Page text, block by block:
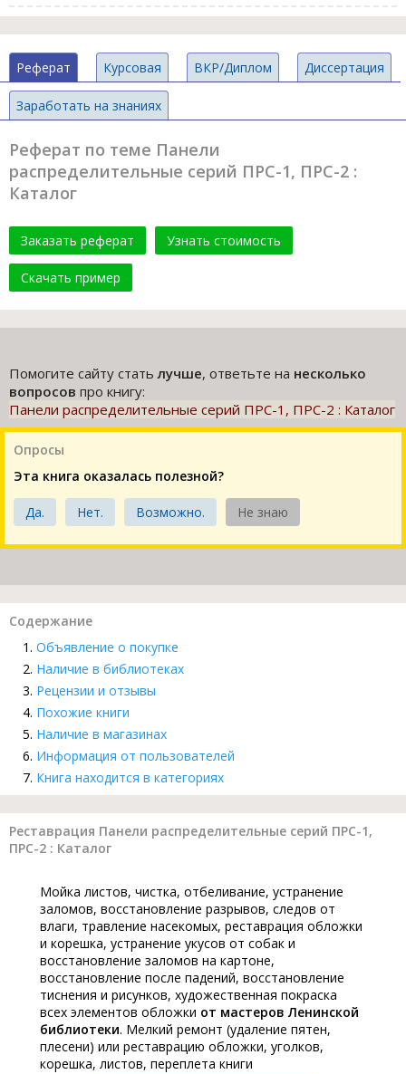
Реферат Курсовая ВКР/Диплом Диссертация
Заработать на знаниях
Реферат по теме Панели
распределительные серий ПРС-1, ПРС-2 :
Каталог
Заказать реферат Узнать стоимость
Скачать пример
Помогите сайту статьлучше, ответьте на несколько
вопросов про книгу:
Панели распределительные серий ПРС-1, ПРС-2 : Каталог
Опросы
Эта книга оказалась полезной?
Да. Нет. Возможно. Не знаю
Содержание
Объявление о покупке
Наличие в библиотеках
Рецензии и отзывы
Похожие книги
Наличие в магазинах
Информация от пользователей
Книга находится в категориях
Реставрация Панели распределительные серий ПРС-1,
ПРС-2 : Каталог
Мойка листов, чистка, отбеливание, устранение
заломов, восстановление разрывов, следов от
влаги, травление насекомых, реставрация обложки
и корешка, устранение укусов от собак и
восстановление заломов на картоне,
восстановление после падений, восстановление
тиснения и рисунков, художественная покраска
всех элементов обложки от мастеров Ленинской
библиотеки. Мелкий ремонт (удаление пятен,
плесени) или реставрацию обложки, уголков,
корешка, листов, переплета книги